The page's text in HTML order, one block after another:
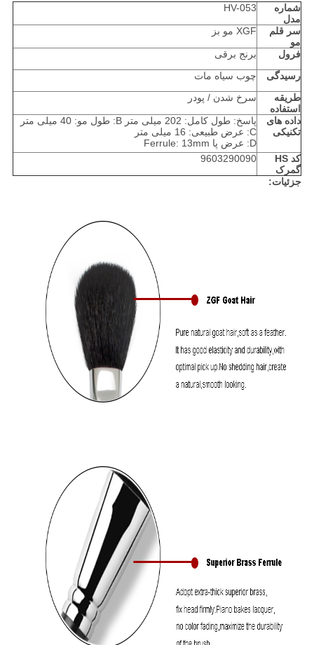
شماره
مدل
HV-053
سر قلم
مو
XGF مو بز
فرول
برنج برقی
رسیدگی
چوب سیاه مات
طریقه
استفاده
سرخ شدن / پودر
داده های
تکنیکی
پاسخ: طول کامل: 202 میلی متر B: طول مو: 40 میلی متر
C: عرض طبیعی: 16 میلی متر
D: عرض پا Ferrule: 13mm
کد HS
گمرک
9603290090
جزئیات: